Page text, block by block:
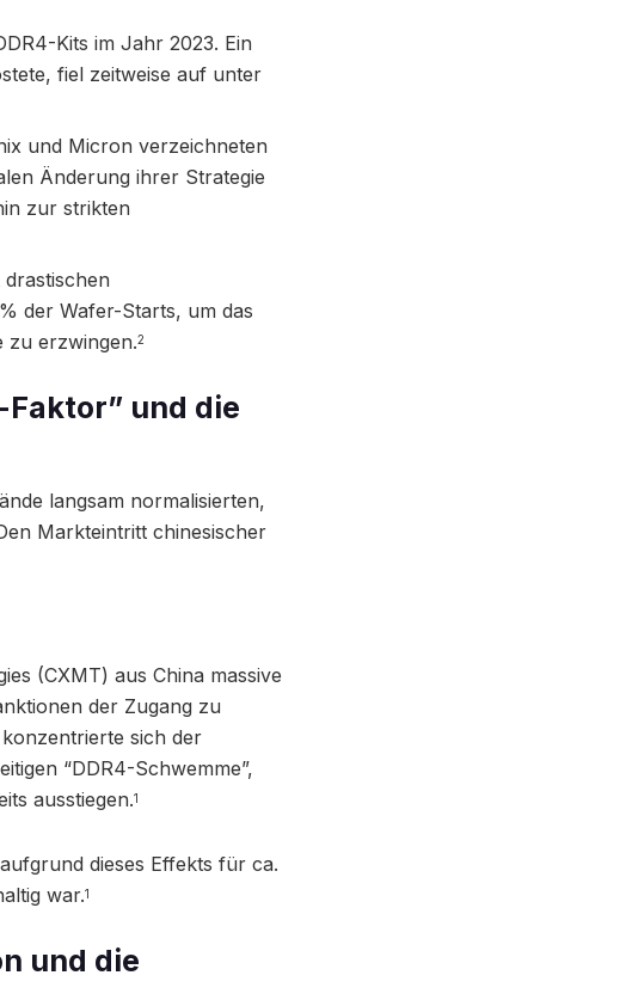
Kits im Jahr 2023. Ein
fiel zeitweise auf unter
und Micron verzeichneten
Änderung ihrer Strategie
zur strikten
drastischen
der Wafer-Starts, um das
zu erzwingen.2
und die
langsam normalisierten,
Markteintritt chinesischer
(CXMT) aus China massive
der Zugang zu
sich der
“DDR4-Schwemme”,
ausstiegen.1
dieses Effekts für ca.
war.1
und die